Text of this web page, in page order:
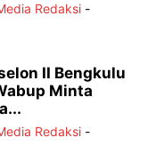
Redaksi -
II Bengkulu
Minta
Redaksi -